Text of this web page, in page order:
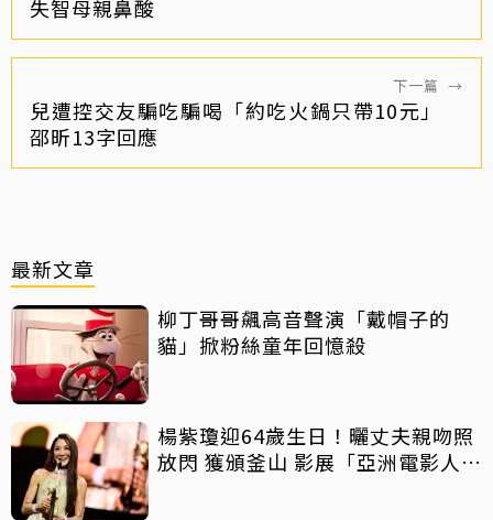
失智母親鼻酸
下一篇 →
兒遭控交友騙吃騙喝「約吃火鍋只帶10元」
邵昕13字回應
最新文章
柳丁哥哥飆高音聲演「戴帽子的
貓」掀粉絲童年回憶殺
楊紫瓊迎64歲生日！曬丈夫親吻照
放閃 獲頒釜山 影展「亞洲電影人